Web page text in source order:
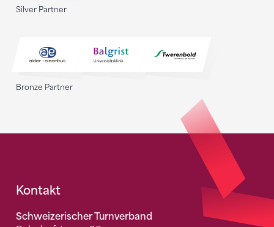
Silver Partner
Bronze Partner
Fusszeile
Kontakt
Schweizerischer Turnverband